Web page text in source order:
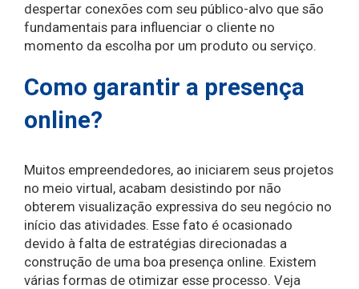
despertar conexões com seu público-alvo que são
fundamentais para influenciar o cliente no
momento da escolha por um produto ou serviço.
Como garantir a presença
online?
Muitos empreendedores, ao iniciarem seus projetos
no meio virtual, acabam desistindo por não
obterem visualização expressiva do seu negócio no
início das atividades. Esse fato é ocasionado
devido à falta de estratégias direcionadas a
construção de uma boa presença online. Existem
várias formas de otimizar esse processo. Veja